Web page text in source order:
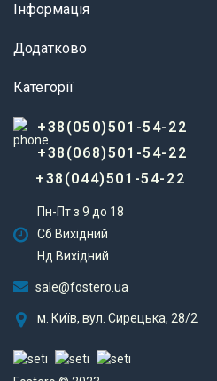
Інформація
Додатково
Категорії
+38(050)501-54-22
+38(068)501-54-22
+38(044)501-54-22
Пн-Пт з 9 до 18
Сб Вихідний
Нд Вихідний
sale@fostero.ua
м. Київ, вул. Сирецька, 28/2